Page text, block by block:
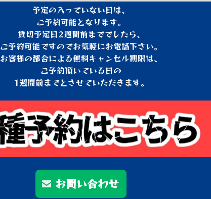
予定の入っていない日は、
ご予約可能となります。
貸切予定日2週間前まででしたら、
ご予約可能ですのでお気軽にお電話下さい。
お客様の都合による無料キャンセル期限は、
ご予約頂いている日の
1週間前までとさせていただきます。
お問い合わせ